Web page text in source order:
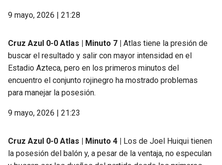
9 mayo, 2026 | 21:28
Cruz Azul 0-0 Atlas | Minuto 7 | Atlas tiene la presión de
buscar el resultado y salir con mayor intensidad en el
Estadio Azteca, pero en los primeros minutos del
encuentro el conjunto rojinegro ha mostrado problemas
para manejar la posesión.
9 mayo, 2026 | 21:23
Cruz Azul 0-0 Atlas | Minuto 4 | Los de Joel Huiqui tienen
la posesión del balón y, a pesar de la ventaja, no especulan